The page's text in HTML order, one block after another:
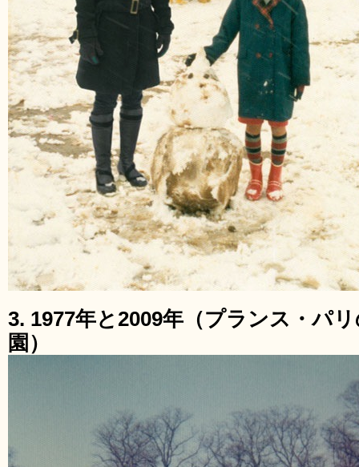
3. 1977年と2009年（プランス・パ
園）